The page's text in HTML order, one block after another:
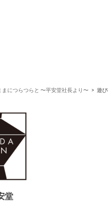
まにつらつらと 〜平安堂社長より〜 遊
堂